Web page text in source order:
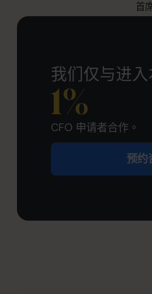
首
我们仅与进
1%
CFO 申请者合作。
预约